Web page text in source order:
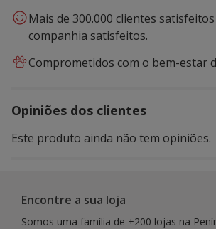
Mais de 300.000 clientes
companhia satisfeitos.
Comprometidos com o bem-estar
Opiniões dos clientes
Este produto ainda não tem opiniões.
Encontre a sua loja
Somos uma família de +200 lojas na